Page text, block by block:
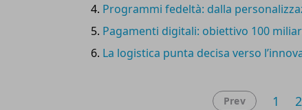
Programmi fedeltà: dalla
Pagamenti digitali: obiettivo 100
La logistica punta decisa verso
Prev 1 2